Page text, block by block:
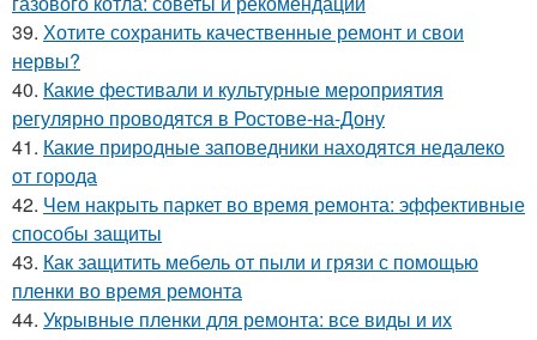
39. Хотите сохранить качественные ремонт и свои
нервы?
40. Какие фестивали и культурные мероприятия
регулярно проводятся в Ростове-на-Дону
41. Какие природные заповедники находятся недалеко
от города
42. Чем накрыть паркет во время ремонта: эффективные
способы защиты
43. Как защитить мебель от пыли и грязи с помощью
пленки во время ремонта
44. Укрывные пленки для ремонта: все виды и их